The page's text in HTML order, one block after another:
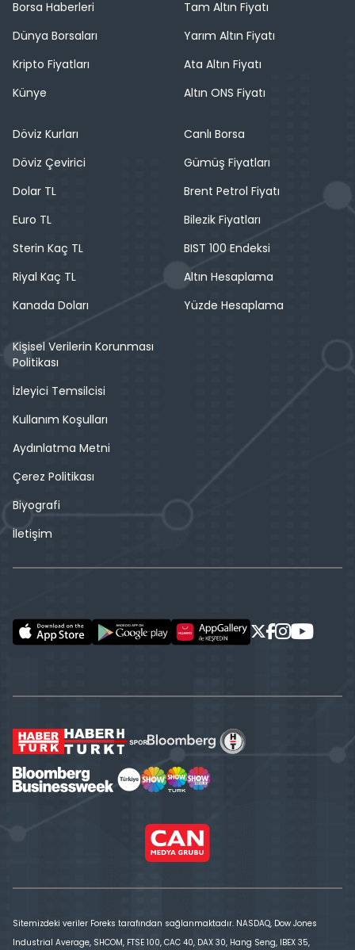
Borsa Haberleri
Dünya Borsaları
Kripto Fiyatları
Künye
Tam Altın Fiyatı
Yarım Altın Fiyatı
Ata Altın Fiyatı
Altın ONS Fiyatı
Döviz Kurları
Döviz Çevirici
Dolar TL
Euro TL
Sterin Kaç TL
Riyal Kaç TL
Kanada Doları
Canlı Borsa
Gümüş Fiyatları
Brent Petrol Fiyatı
Bilezik Fiyatları
BIST 100 Endeksi
Altın Hesaplama
Yüzde Hesaplama
Kişisel Verilerin Korunması
Politikası
İzleyici Temsilcisi
Kullanım Koşulları
Aydınlatma Metni
Çerez Politikası
Biyografi
İletişim
Sitemizdeki veriler Foreks tarafından sağlanmaktadır. NASDAQ, Dow Jones
Industrial Average, SHCOM, FTSE 100, CAC 40, DAX 30, Hang Seng, IBEX 35,